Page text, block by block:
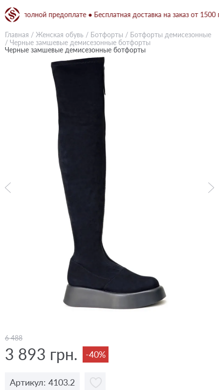
полной предоплате ● Бесплатная доставка на заказ от 1500
Главная / Женская обувь / Ботфорты / Ботфорты демисезонные
/ Черные замшевые демисезонные ботфорты
Черные замшевые демисезонные ботфорты
6 488
3 893 грн. -40%
Артикул: 4103.2